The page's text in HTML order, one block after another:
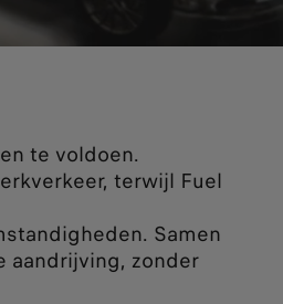
te voldoen.
terwijl Fuel
Samen
aandrijving, zonder